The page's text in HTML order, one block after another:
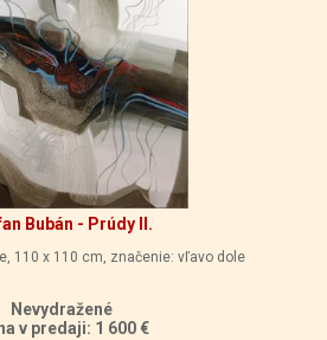
Bubán - Prúdy II.
110 x 110 cm, značenie: vľavo dole
Nevydražené
v predaji: 1 600 €